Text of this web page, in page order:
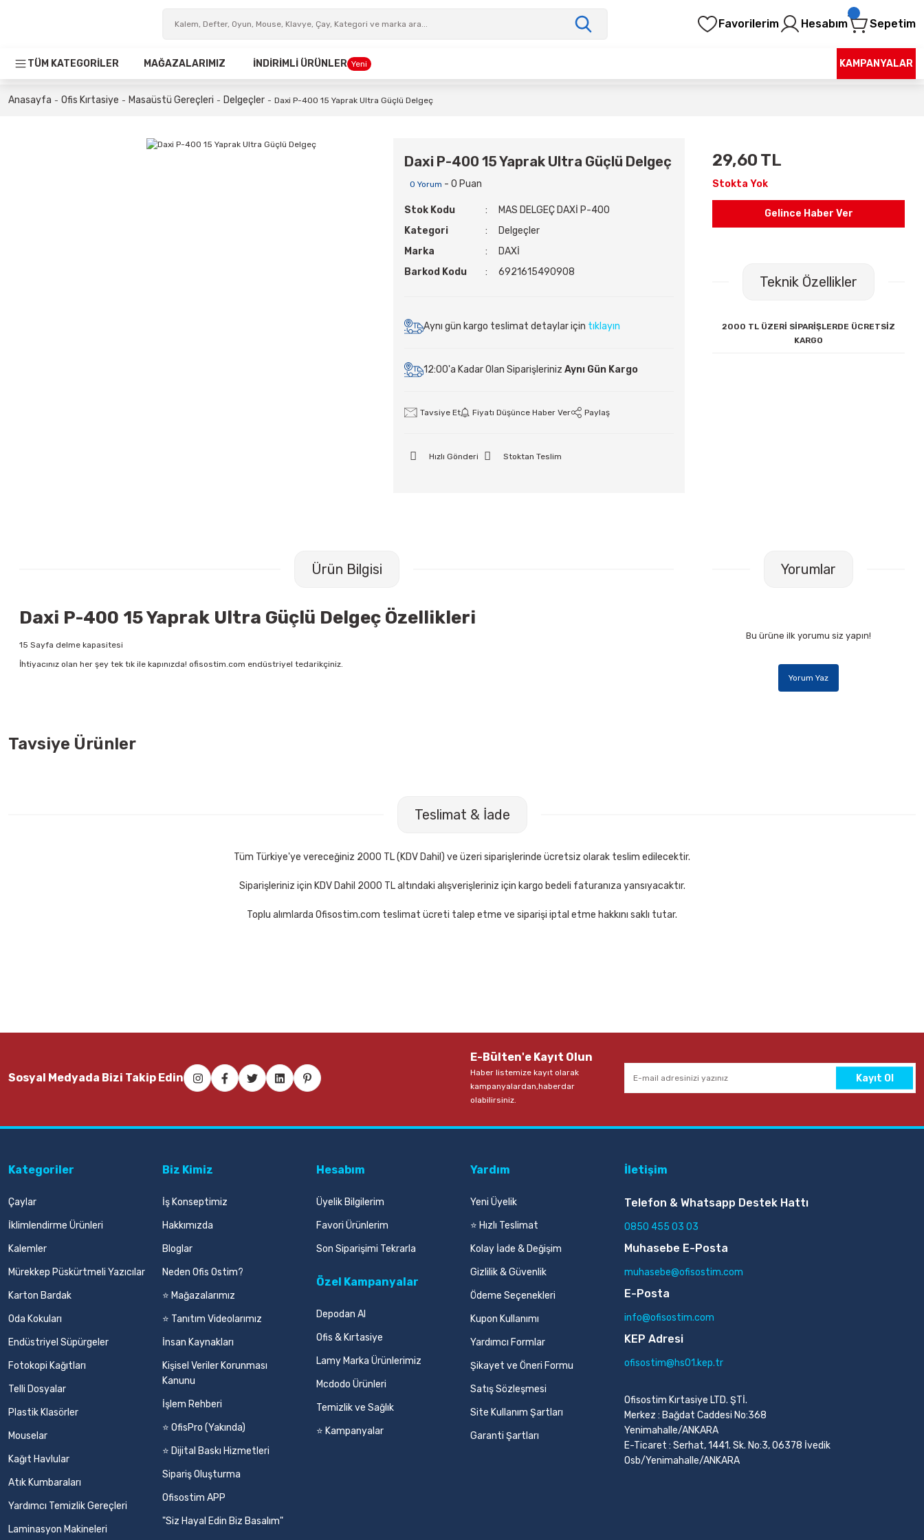
Favorilerim Hesabım Sepetim
TÜM KATEGORİLER MAĞAZALARIMIZ İNDİRİMLİ ÜRÜNLER Yeni KAMPANYALAR
Anasayfa Ofis Kırtasiye Masaüstü Gereçleri Delgeçler Daxi P-400 15 Yaprak Ultra Güçlü Delgeç
Daxi P-400 15 Yaprak Ultra Güçlü Delgeç
0 Yorum - 0 Puan
Stok Kodu
MAS DELGEÇ DAXİ P-400
Kategori
Delgeçler
Marka
DAXİ
Barkod Kodu
6921615490908
Aynı gün kargo teslimat detaylar için tıklayın
12:00'a Kadar Olan Siparişleriniz Aynı Gün Kargo
Tavsiye Et Fiyatı Düşünce Haber Ver Paylaş
Hızlı Gönderi Stoktan Teslim
29,60 TL
Stokta Yok
Gelince Haber Ver
Teknik Özellikler
2000 TL ÜZERİ SİPARİŞLERDE ÜCRETSİZ
KARGO
Ürün Bilgisi
Daxi P-400 15 Yaprak Ultra Güçlü Delgeç Özellikleri
15 Sayfa delme kapasitesi
İhtiyacınız olan her şey tek tık ile kapınızda! ofisostim.com endüstriyel tedarikçiniz.
Yorumlar
Bu ürüne ilk yorumu siz yapın!
Yorum Yaz
Tavsiye Ürünler
Sepete Ekle
Sepete Ekle
Teslimat & İade
Tüm Türkiye'ye vereceğiniz 2000 TL (KDV Dahil) ve üzeri siparişlerinde ücretsiz olarak teslim edilecektir.
Siparişleriniz için KDV Dahil 2000 TL altındaki alışverişleriniz için kargo bedeli faturanıza yansıyacaktır.
Toplu alımlarda Ofisostim.com teslimat ücreti talep etme ve siparişi iptal etme hakkını saklı tutar.
Sosyal Medyada Bizi Takip Edin
E-Bülten'e Kayıt Olun
Haber listemize kayıt olarak
kampanyalardan,haberdar
olabilirsiniz.
Kayıt Ol
Kategoriler
Çaylar
İklimlendirme Ürünleri
Kalemler
Mürekkep Püskürtmeli Yazıcılar
Karton Bardak
Oda Kokuları
Endüstriyel Süpürgeler
Fotokopi Kağıtları
Telli Dosyalar
Plastik Klasörler
Mouselar
Kağıt Havlular
Atık Kumbaraları
Yardımcı Temizlik Gereçleri
Laminasyon Makineleri
Biz Kimiz
İş Konseptimiz
Hakkımızda
Bloglar
Neden Ofis Ostim?
⭐ Mağazalarımız
⭐ Tanıtım Videolarımız
İnsan Kaynakları
Kişisel Veriler Korunması
Kanunu
İşlem Rehberi
⭐ OfisPro (Yakında)
⭐ Dijital Baskı Hizmetleri
Sipariş Oluşturma
Ofisostim APP
"Siz Hayal Edin Biz Basalım"
Hesabım
Üyelik Bilgilerim
Favori Ürünlerim
Son Siparişimi Tekrarla
Özel Kampanyalar
Depodan Al
Ofis & Kırtasiye
Lamy Marka Ürünlerimiz
Mcdodo Ürünleri
Temizlik ve Sağlık
⭐ Kampanyalar
Yardım
Yeni Üyelik
⭐ Hızlı Teslimat
Kolay İade & Değişim
Gizlilik & Güvenlik
Ödeme Seçenekleri
Kupon Kullanımı
Yardımcı Formlar
Şikayet ve Öneri Formu
Satış Sözleşmesi
Site Kullanım Şartları
Garanti Şartları
İletişim
Telefon & Whatsapp Destek Hattı
0850 455 03 03
Muhasebe E-Posta
muhasebe@ofisostim.com
E-Posta
info@ofisostim.com
KEP Adresi
ofisostim@hs01.kep.tr
Ofisostim Kırtasiye LTD. ŞTİ.
Merkez : Bağdat Caddesi No:368
Yenimahalle/ANKARA
E-Ticaret : Serhat, 1441. Sk. No:3, 06378 İvedik
Osb/Yenimahalle/ANKARA